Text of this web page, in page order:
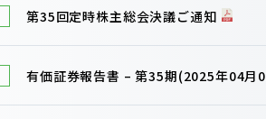
第35回定時株主総会決議ご通知
有価証券報告書 – 第35期(2025年04